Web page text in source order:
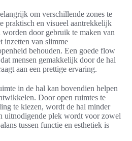
om verschillende zones te
praktisch en visueel aantrekkelijk
door gebruik te maken van
inzetten van slimme
behouden. Een goede flow
mensen gemakkelijk door de hal
aan een prettige ervaring.
in de hal kan bovendien helpen
Door open ruimtes te
te kiezen, wordt de hal minder
uitnodigende plek wordt voor zowel
tussen functie en esthetiek is